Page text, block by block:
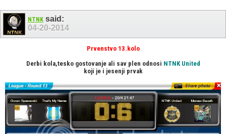
NTNK said:
04-20-2014
Prvenstvo 13.kolo
Derbi kola,tesko gostovanje ali sav plen odnosi NTNK United
koji je i jesenji prvak